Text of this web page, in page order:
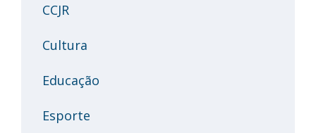
CCJR
Cultura
Educação
Esporte